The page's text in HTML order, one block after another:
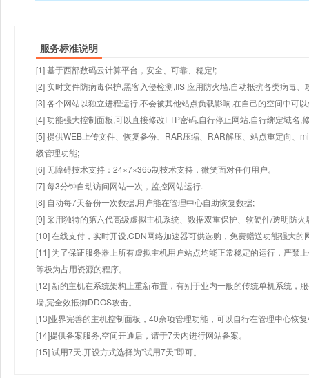
服务标准说明
[1] 基于西部数码云计算平台，安全、可靠、稳定!;
[2] 实时文件防病毒保护,黑客入侵检测,IIS 应用防火墙,自动抵抗各类病毒、
[3] 各个网站以独立进程运行,不会被其他站点负载影响,在自己的空间中可
[4] 功能强大控制面板,可以直接修改FTP密码,自行停止网站,自行绑定域名,
[5] 提供WEB上传文件、恢复备份、RAR压缩、RAR解压、站点重定向、
级管理功能;
[6] 无障碍技术支持：24×7×365制技术支持，微笑面对任何用户。
[7] 每3分钟自动访问网站一次，监控网站运行.
[8] 自动每7天备份一次数据,用户能在管理中心自助恢复数据;
[9] 采用独特的第六代高级虚拟主机系统、数据双重保护、软硬件/透明防火
[10] 在线支付，实时开设,CDN网络加速器可供选购，免费赠送功能强大
[11] 为了保证服务器上所有虚拟主机用户站点均能正常稳定的运行，严禁
等极为占用资源的程序。
[12] 新的主机在系统架构上重新布置，有别于业内一般的传统单机系统，
墙,完全效抵御DDOS攻击。
[13]业界完善的主机控制面板，40余项管理功能，可以自行在管理中心恢
[14]提供备案服务,空间开通后，请于7天内进行网站备案。
[15] 试用7天.开设方式选择为"试用7天"即可。